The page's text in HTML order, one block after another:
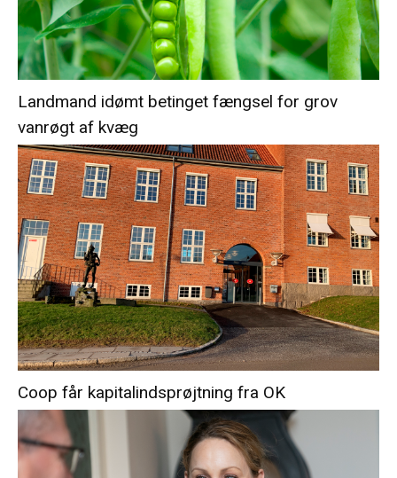
Landmand idømt betinget fængsel for grov
vanrøgt af kvæg
Coop får kapitalindsprøjtning fra OK